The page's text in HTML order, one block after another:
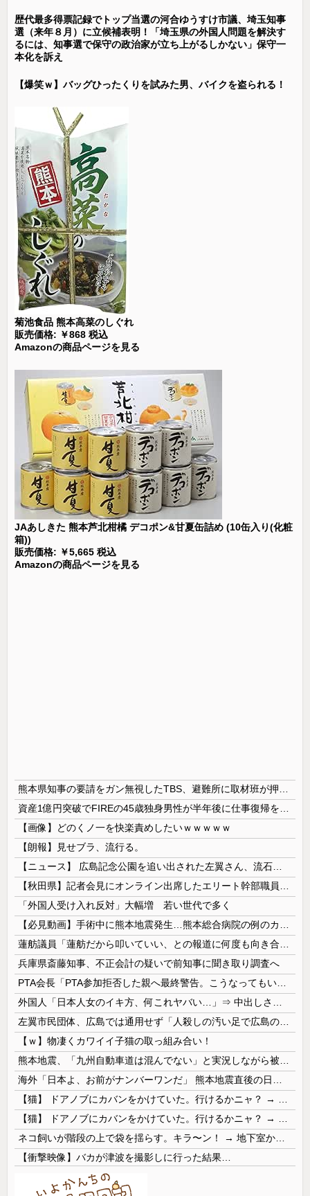
歴代最多得票記録でトップ当選の河合ゆうすけ市議、埼玉知事
選（来年８月）に立候補表明！「埼玉県の外国人問題を解決す
るには、知事選で保守の政治家が立ち上がるしかない」保守一
本化を訴え
【爆笑ｗ】バッグひったくりを試みた男、バイクを盗られる！
菊池食品 熊本高菜のしぐれ
販売価格: ￥868 税込
Amazonの商品ページを見る
JAあしきた 熊本芦北柑橘 デコポン&甘夏缶詰め (10缶入り(化粧
箱))
販売価格: ￥5,665 税込
Amazonの商品ページを見る
【画像】どのくノ一を快楽責めしたいｗｗｗｗｗ
【朗報】見せブラ、流行る。
「外国人受け入れ反対」大幅増 若い世代で多く
兵庫県斎藤知事、不正会計の疑いで前知事に聞き取り調査へ
【ｗ】物凄くカワイイ子猫の取っ組み合い！
【衝撃映像】バカが津波を撮影しに行った結果…